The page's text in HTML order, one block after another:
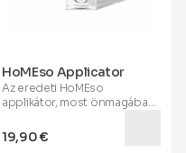
utáni regenerációban és
igazi jóllétet sugározva kifelé.
HoMEso Applicator
Az eredeti HoMEso
applikátor, most önmagában
a választott Serum
Boosterrel, és kopogtassa
19,90 €